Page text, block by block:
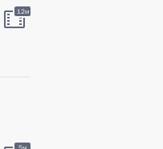
12м